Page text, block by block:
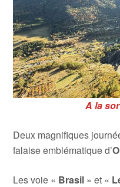
A la
Deux magnifiques
falaise emblématique d’
Les voie « Brasil » et «